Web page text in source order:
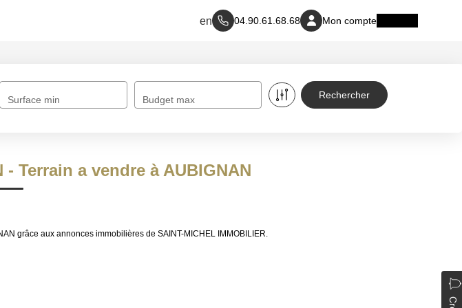
04.90.61.68.68 Mon compte
Surface min Budget max
Terrain a vendre à AUBIGNAN
grâce aux annonces immobilières de SAINT-MICHEL IMMOBILIER.